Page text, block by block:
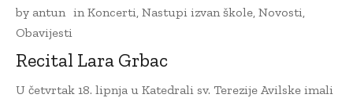
by antun in Koncerti Nastupi izvan škole Novosti
Obavijesti
Recital Lara Grbac
U četvrtak 18. lipnja u Katedrali sv. Terezije Avilske imali